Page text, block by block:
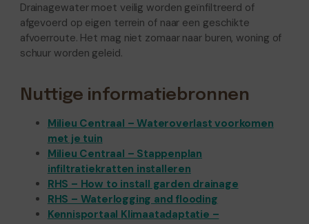
Drainagewater moet veilig worden geïnfiltreerd of
afgevoerd op eigen terrein of naar een geschikte
afvoerroute. Het mag niet zomaar naar buren, woning of
schuur worden geleid.
Nuttige informatiebronnen
Milieu Centraal – Wateroverlast voorkomen
met je tuin
Milieu Centraal – Stappenplan
infiltratiekratten installeren
RHS – How to install garden drainage
RHS – Waterlogging and flooding
Kennisportaal Klimaatadaptatie –